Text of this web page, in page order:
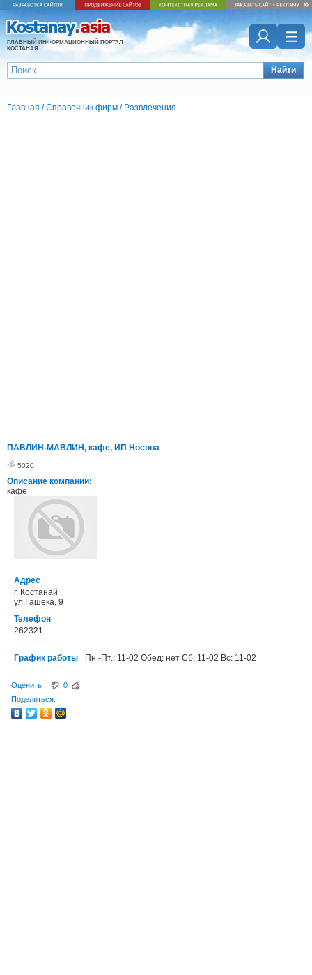
ГЛАВНЫЙ ИНФОРМАЦИОННЫЙ ПОРТАЛ
КОСТАНАЯ
Найти
Главная /Справочник фирм / Развлечения
ПАВЛИН-МАВЛИН, кафе, ИП Носова
5020
Описание компании:
кафе
Адрес
г. Костанай
ул.Гашека, 9
Телефон
262321
График работы Пн.-Пт.: 11-02 Обед: нет Сб: 11-02 Вс: 11-02
Оценить
0
Поделиться: